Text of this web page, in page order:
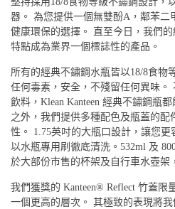
器。 為您提供一個無雙酚A，鄰苯二
健康環保的選擇。 直至今日，我們
特點成為業界一個標誌性的產品。
所有的經典不鏽鋼水瓶皆以18/8食物
任何毒素，安全，不殘留任何異味。
飲料，Klean Kanteen 經典不鏽鋼瓶
之外，我們提供多種配色及瓶蓋的配
性。 1.75英吋的大瓶口設計，讓您
以水瓶專用刷徹底清洗。532ml 及
於大部份市售的杯架及自行車水壺架
我們獲獎的 Kanteen® Reflect 竹蓋限
一個更高的層次。 其極致的表現將